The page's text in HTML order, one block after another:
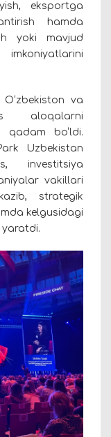
eksportga
hamda
yoki mavjud
va
aloqalarni
qadam bo‘ldi.
Uzbekistan
investitsiya
vakillari
strategik
kelgusidagi
yaratdi.